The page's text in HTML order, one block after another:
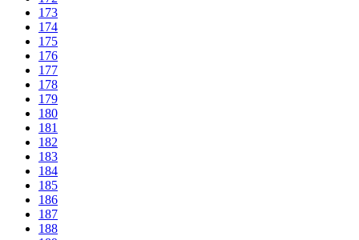
173
174
175
176
177
178
179
180
181
182
183
184
185
186
187
188